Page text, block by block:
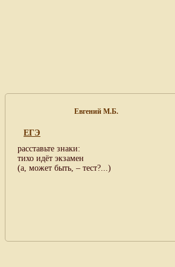
Евгений М.Б.
ЕГЭ
расставьте знаки:
тихо идёт экзамен
(а, может быть, – тест?...)